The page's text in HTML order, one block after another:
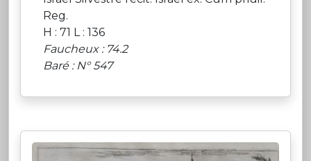
Reg.
H : 71 L : 136
Faucheux : 74.2
Baré : N° 547